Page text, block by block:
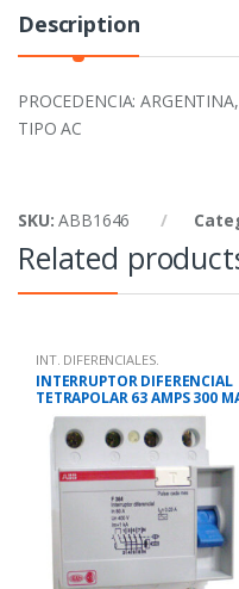
Description
PROCEDENCIA:
TIPO AC
SKU:ABB1646
Related
INT. DIFERENCIALES.
INTERRUPTOR DIFERENCIAL
TETRAPOLAR 63 AMPS 300